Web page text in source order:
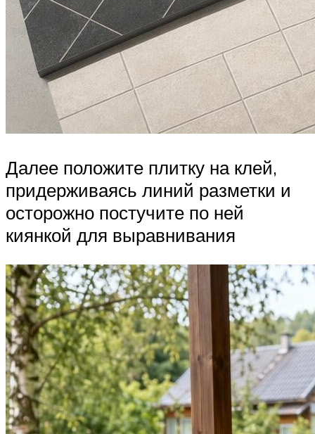
Далее положите плитку на клей,
придерживаясь линий разметки и
осторожно постучите по ней
киянкой для выравнивания